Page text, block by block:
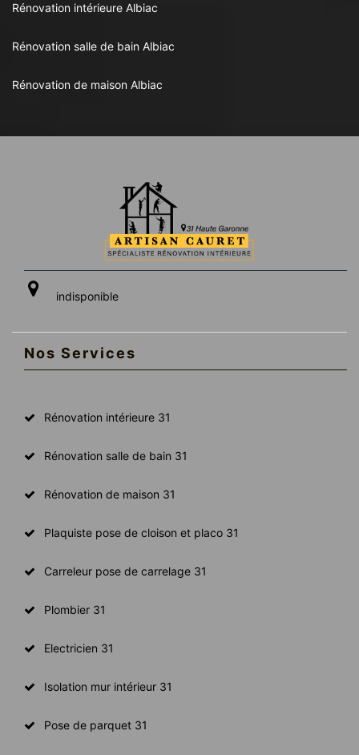
Rénovation intérieure Albiac
Rénovation salle de bain Albiac
Rénovation de maison Albiac
indisponible
Nos Services
Rénovation intérieure 31
Rénovation salle de bain 31
Rénovation de maison 31
Plaquiste pose de cloison et placo 31
Carreleur pose de carrelage 31
Plombier 31
Electricien 31
Isolation mur intérieur 31
Pose de parquet 31